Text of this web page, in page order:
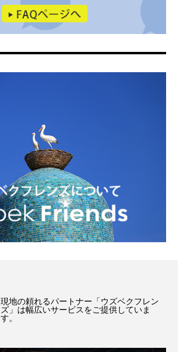
現地の頼れるパートナー「ウズベクフレン
ズ」は幅広いサービスをご提供していま
す。